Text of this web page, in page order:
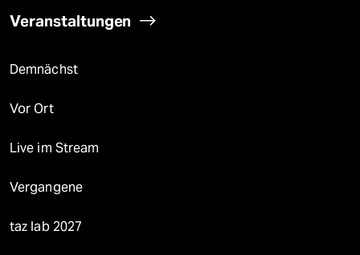
Veranstaltungen
Demnächst
Vor Ort
Live im Stream
Vergangene
taz lab 2027